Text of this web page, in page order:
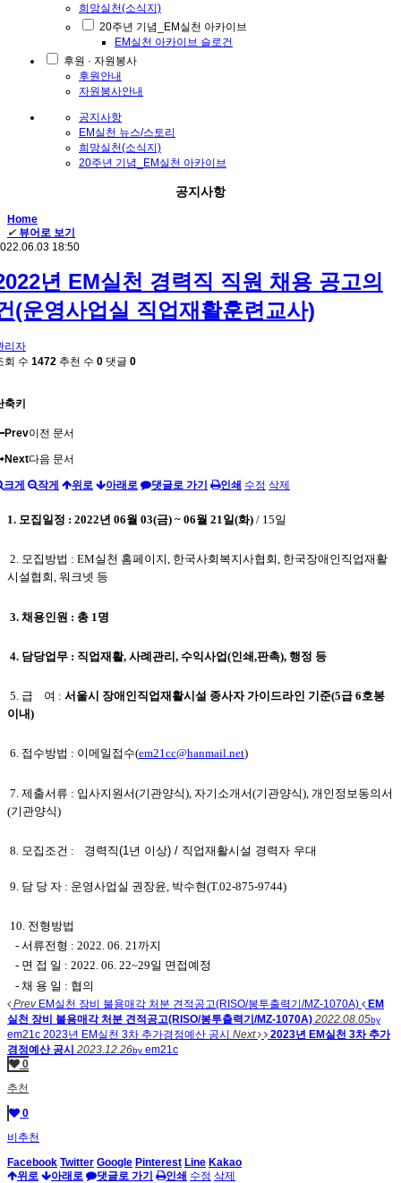
희망실천(소식지)
20주년 기념_EM실천 아카이브
EM실천 아카이브 슬로건
후원 · 자원봉사
후원안내
자원봉사안내
공지사항
EM실천 뉴스/스토리
희망실천(소식지)
20주년 기념_EM실천 아카이브
공지사항
Home
✔ 뷰어로 보기
18:50
년 EM실천 경력직 직원 채용 공고의
(운영사업실 직업재활훈련교사)
리자
회 수 1472 추천 수 0 댓글 0
축키
Prev이전 문서
Next다음 문서
크게 작게 위로 아래로 댓글로 가기 인쇄 수정 삭제
1. 모집일정 : 2022년 06월 03(금) ~ 06월 21일(화) / 15일
2. 모집방법 : EM실천 홈페이지, 한국사회복지사협회, 한국장애인직업재활
시설협회, 워크넷 등
3. 채용인원 : 총 1명
4. 담당업무 : 직업재활, 사례관리, 수익사업(인쇄,판촉), 행정 등
5. 급 여 : 서울시 장애인직업재활시설 종사자 가이드라인 기준(5급 6호봉
이내)
6. 접수방법 : 이메일접수(em21cc@hanmail.net)
7. 제출서류 : 입사지원서(기관양식), 자기소개서(기관양식), 개인정보동의서
(기관양식)
8. 모집조건 : 경력직(1년 이상) / 직업재활시설 경력자 우대
9. 담 당 자 : 운영사업실 권장윤, 박수현(T.02-875-9744)
10. 전형방법
- 서류전형 : 2022. 06. 21까지
- 면 접 일 : 2022. 06. 22~29일 면접예정
- 채 용 일 : 협의
PrevEM실천 장비 불용매각 처분 견적공고(RISO/봉투출력기/MZ-1070A)
EM
실천 장비 불용매각 처분 견적공고(RISO/봉투출력기/MZ-1070A) 2022.08.05by
em21c 2023년 EM실천 3차 추가경정예산 공시 Next
2023년 EM실천 3차 추가
경정예산 공시 2023.12.26by em21c
0
추천
0
비추천
Facebook Twitter Google Pinterest Line Kakao
위로
아래로 댓글로 가기 인쇄 수정 삭제